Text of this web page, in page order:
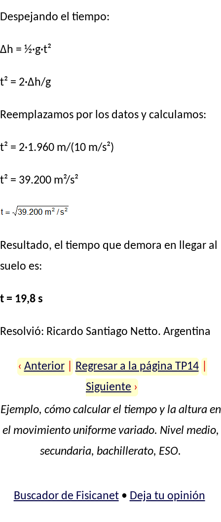
Despejando el tiempo:
Δh = ½·g·t²
t² = 2·Δh/g
Reemplazamos por los datos y calculamos:
t² = 2·1.960 m/(10 m/s²)
t² = 39.200 m²/s²
Resultado, el tiempo que demora en llegar al
suelo es:
t = 19,8 s
Resolvió: Ricardo Santiago Netto. Argentina
‹ Anterior Regresar a la página TP14
Siguiente ›
Ejemplo, cómo calcular el tiempo y la altura en
el movimiento uniforme variado. Nivel medio,
secundaria, bachillerato, ESO.
Buscador de Fisicanet• Deja tu opinión